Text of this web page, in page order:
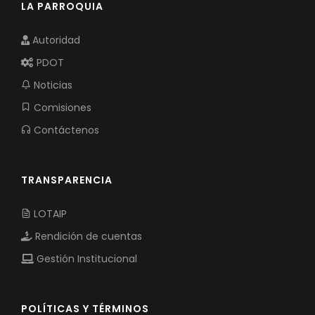
LA PARROQUIA
Autoridad
PDOT
Noticias
Comisiones
Contáctenos
TRANSPARENCIA
LOTAIP
Rendición de cuentas
Gestión Institucional
POLÍTICAS Y TÉRMINOS